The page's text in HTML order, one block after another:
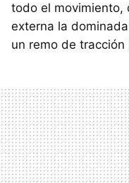
todo el movimiento,
externa la
un remo de tracción